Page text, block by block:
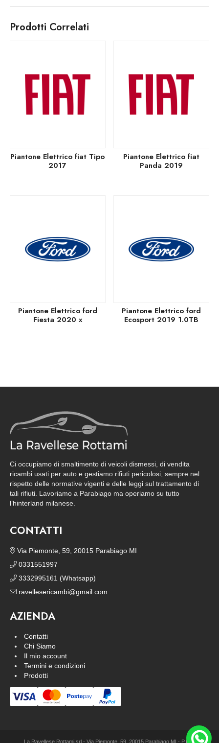
Prodotti Correlati
Piantone Elettrico fiat Tipo
2017
Piantone Elettrico fiat
Panda 2019
Piantone Elettrico ford
Fiesta 2020 x
Piantone Elettrico ford
Ecosport 2019 1.0TB
Ci occupiamo di smaltimento di veicoli dismessi, di vendita
ricambi usati per auto e gestiamo rifiuti pericolosi, sempre nel
rispetto delle normative vigenti e delle leggi sul trattamento di
tali rifiuti. Lavoriamo a Parabiago ma operiamo su tutto
l’hinterland milanese.
CONTATTI
Via Piemonte, 59, 20015 Parabiago MI
0331551997
3332995161 (Whatsapp)
ravellesericambi@gmail.com
AZIENDA
Contatti
Chi Siamo
Il mio account
Termini e condizioni
Prodotti
La Ravellese Rottami srl - Via Piemonte, 59, 20015 Parabiago MI - P.IVA: